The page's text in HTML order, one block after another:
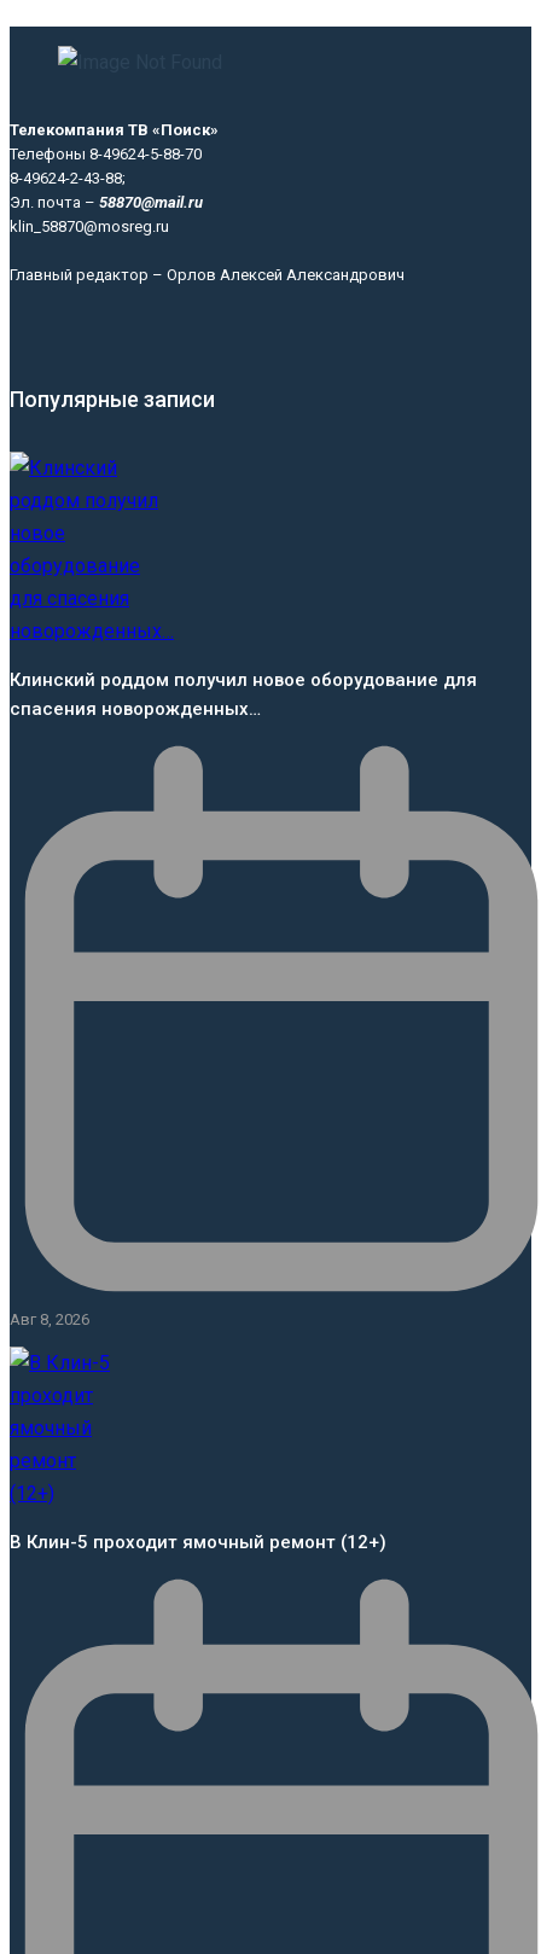
Телекомпания ТВ «Поиск»
Телефоны 8-49624-5-88-70
8-49624-2-43-88;
Эл. почта – 58870@mail.ru
klin_58870@mosreg.ru
Главный редактор – Орлов Алексей Александрович
Популярные записи
Клинский роддом получил новое оборудование для
спасения новорожденных…
Авг 8, 2026
В Клин-5 проходит ямочный ремонт (12+)